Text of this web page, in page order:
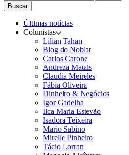
Buscar
Últimas notícias
Colunistas
Lilian Tahan
Blog do Noblat
Carlos Carone
Andreza Matais
Claudia Meireles
Fábia Oliveira
Dinheiro & Negócios
Igor Gadelha
Ilca Maria Estevão
Isadora Teixeira
Mario Sabino
Mirelle Pinheiro
Tácio Lorran